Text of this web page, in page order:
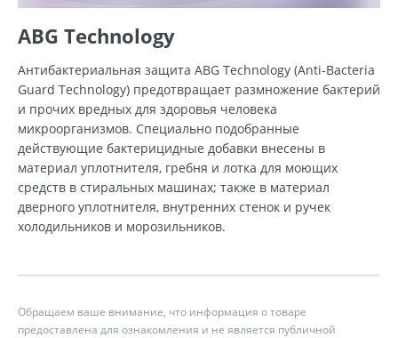
ABG Technology
Антибактериальная защита ABG Technology (Anti-Bacteria
Guard Technology) предотвращает размножение бактерий
и прочих вредных для здоровья человека
микроорганизмов. Специально подобранные
действующие бактерицидные добавки внесены в
материал уплотнителя, гребня и лотка для моющих
средств в стиральных машинах; также в материал
дверного уплотнителя, внутренних стенок и ручек
холодильников и морозильников.
Обращаем ваше внимание, что информация о товаре
предоставлена для ознакомления и не является публичной